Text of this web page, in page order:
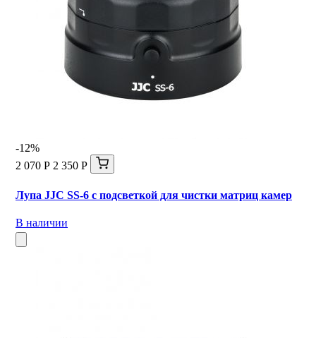
-12%
2 070 Р 2 350 Р
Лупа JJC SS-6 с подсветкой для чистки матриц камер
В наличии